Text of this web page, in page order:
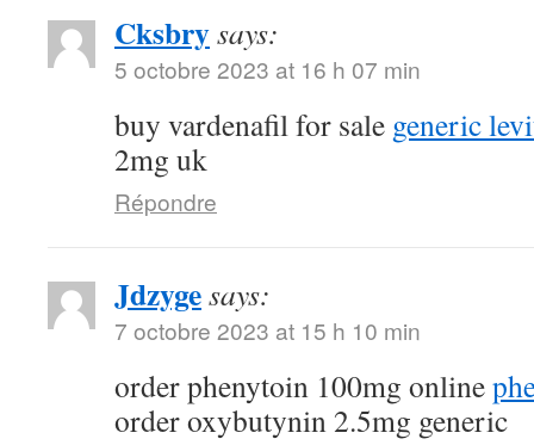
Cksbrysays:
5 octobre 2023 at 16 h 07 min
buy vardenafil for sale generic
2mg uk
Répondre
Jdzygesays:
7 octobre 2023 at 15 h 10 min
order phenytoin 100mg online
order oxybutynin 2.5mg generic